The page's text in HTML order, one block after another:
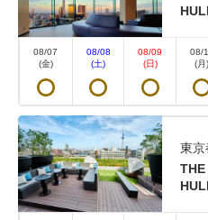
る、1室だけのスペシャル
空室なし
空室カ
08/07
(金)
08/08
(土)
08/09
(日)
08/
(月)
東京